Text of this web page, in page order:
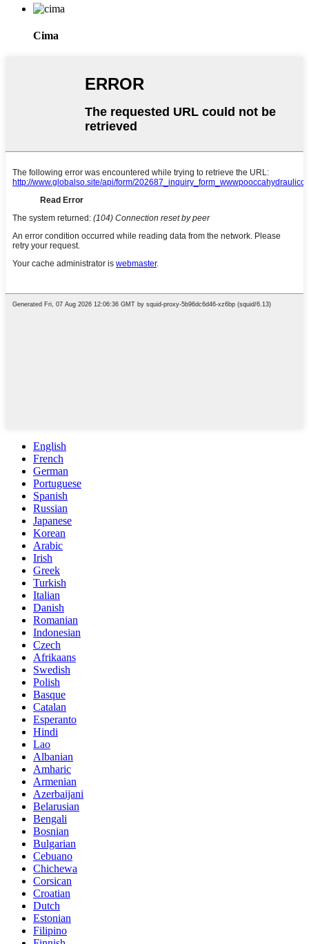
Cima
English
French
German
Portuguese
Spanish
Russian
Japanese
Korean
Arabic
Irish
Greek
Turkish
Italian
Danish
Romanian
Indonesian
Czech
Afrikaans
Swedish
Polish
Basque
Catalan
Esperanto
Hindi
Lao
Albanian
Amharic
Armenian
Azerbaijani
Belarusian
Bengali
Bosnian
Bulgarian
Cebuano
Chichewa
Corsican
Croatian
Dutch
Estonian
Filipino